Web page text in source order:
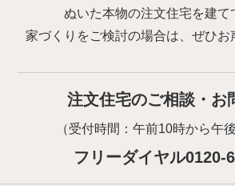
ぬいた本物の注文住宅を建て
家づくりをご検討の場合は、ぜひお
注文住宅のご相談・お
（受付時間：午前10時から午
フリーダイヤル0120-